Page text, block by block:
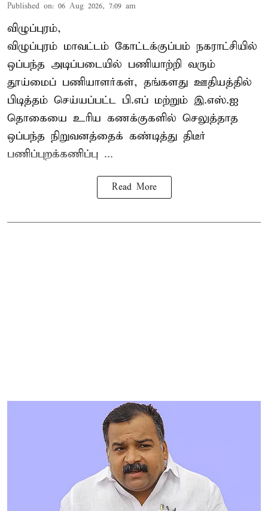
Published on: 06 Aug 2026, 7:09 am
விழுப்புரம்,
விழுப்புரம் மாவட்டம் கோட்டக்குப்பம் நகராட்சியில்
ஒப்பந்த அடிப்படையில் பணியாற்றி வரும்
தூய்மைப் பணியாளர்கள், தங்களது ஊதியத்தில்
பிடித்தம் செய்யப்பட்ட பி.எப் மற்றும் இ.எஸ்.ஐ
தொகையை உரிய கணக்குகளில் செலுத்தாத
ஒப்பந்த நிறுவனத்தைக் கண்டித்து திடீர்
பணிப்புறக்கணிப்பு ...
Read More